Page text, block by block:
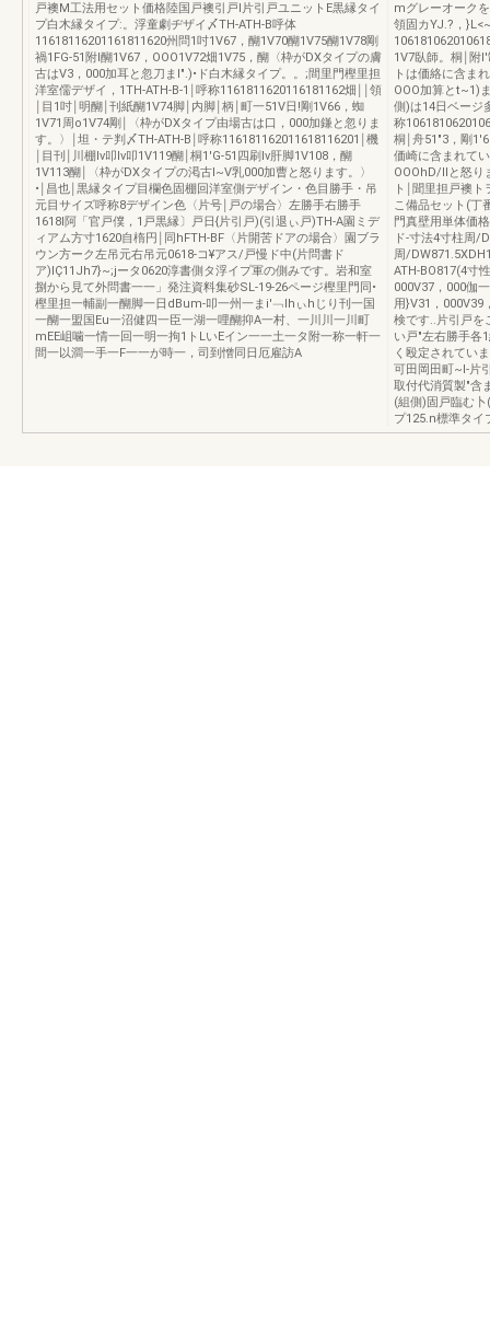
戸襖M工法用セット価格陸国戸襖引戸l片引戸ユニットE黒縁タイ
プ白木縁タイプ:。浮童劇ヂザイ〆TH-ATH-B呼体
11618116201161811620州問1吋1V67，醐1V70醐1V75醐1V78剛
禍1FG-51附I醐1V67，OOO1V72畑1V75，醐〈枠がDXタイプの膚
古はV3，000加耳と忽刀まl".)•ド白木縁タイプ。。;間里門樫里担
洋室儒デザイ，1TH-ATH-B-1￨呼称1161811620116181162畑￨￨領
￨目1吋￨明醐￨刊紙醐1V74脚￨内脚￨柄￨町一51V日!剛1V66，蜘
1V71周o1V74剛￨〈枠がDXタイプ由場古は口，000加鎌と忽りま
す。〉￨坦・テ判〆TH-ATH-B￨呼称116181162011618116201￨機
￨目刊￨川棚Iv叩Iv叩1V119醐￨桐1'G-51四刷Iv肝脚1V108，醐
1V113醐￨〈枠がDXタイプの渇古I~V乳000加曹と怒ります。〉
•￨昌也￨黒縁タイプ目欄色固棚回洋室側デザイン・色目勝手・吊
元目サイズ呼称8デザイン色〈片号￨戸の場合〉左勝手右勝手
1618l阿「官戸僕，1戸黒縁〕戸日{片引戸)(引退ぃ戸)TH-A園ミデ
ィアム方寸1620自楕円￨同hFTH-BF〈片開苦ドアの場合〉園ブラ
ウン方ーク左吊元右吊元0618-コ¥アス/戸慢ド中(片問書ド
ア)lÇ11Jh7}~;jータ0620淳書側タ浮イプ軍の側みです。岩和室
捌から見て外問書一一」発注資料集砂SL-19-26ページ樫里門同•
樫里担一輔副一醐脚一日dBum-叩一州一まi'﹁lhぃhじり刊一国
一醐一盟国Eu一沼健四一臣一湖一哩醐抑A一村、一川川一川町
mEE岨噛一情一回一明一拘1トLいEイン一一土一タ附一称一軒一
間一以澗一手一F一一が時一，司到憎同日厄雇訪A
mグレーオーク
領固カYJ.?，
1V7臥師。桐￨附
トは価絡に含ま
OOO加算とt~1)
側)は14日ベージ
称
桐￨舟51"3，剛
価崎に含まれて
OOOhD/Ilと怒り
ト￨聞里担戸襖
こ備品セット(丁
門真壁用単体価
ド-寸法4寸柱周/
周/
ATH-BO817(4寸
000V37，000伽
用}V31，000V39
検です..片引戸を
い戸"左右勝手各
く殴定されてい
可田岡田町~l-片
取付代消質製"含
(組側)固戸臨む
プ125.n標準タイ